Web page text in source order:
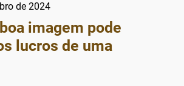
de 2024
imagem pode
lucros de uma